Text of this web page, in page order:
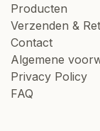
Producten
Verzenden &
Contact
Algemene
Privacy Policy
FAQ